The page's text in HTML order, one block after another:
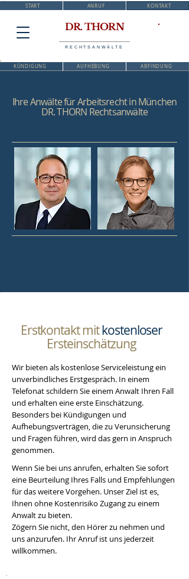
START ANRUF KONTAKT
DR. THORN
RECHTSANWÄLTE
KÜNDIGUNG AUFHEBUNG ABFINDUNG
Ihre Anwälte für Arbeitsrecht in München
DR. THORN Rechtsanwälte
Erstkontakt mitkostenloser
Ersteinschätzung
Wir bieten als kostenlose Serviceleistung ein
unverbindliches Erstgespräch. In einem
Telefonat schildern Sie einem Anwalt Ihren Fall
und erhalten eine erste Einschätzung.
Besonders bei Kündigungen und
Aufhebungsverträgen, die zu Verunsicherung
und Fragen führen, wird das gern in Anspruch
genommen.
Wenn Sie bei uns anrufen, erhalten Sie sofort
eine Beurteilung Ihres Falls und Empfehlungen
für das weitere Vorgehen. Unser Ziel ist es,
Ihnen ohne Kostenrisiko Zugang zu einem
Anwalt zu bieten.
Zögern Sie nicht, den Hörer zu nehmen und
uns anzurufen. Ihr Anruf ist uns jederzeit
willkommen.